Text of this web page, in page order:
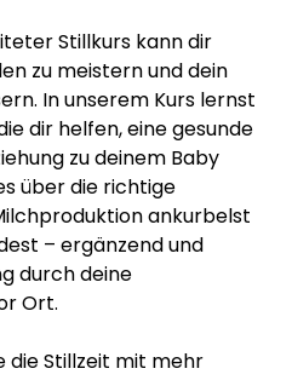
Stillkurs kann dir
zu meistern und dein
In unserem Kurs lernst
dir helfen, eine gesunde
zu deinem Baby
über die richtige
ankurbelst
– ergänzend und
durch deine
Ort.
die Stillzeit mit mehr